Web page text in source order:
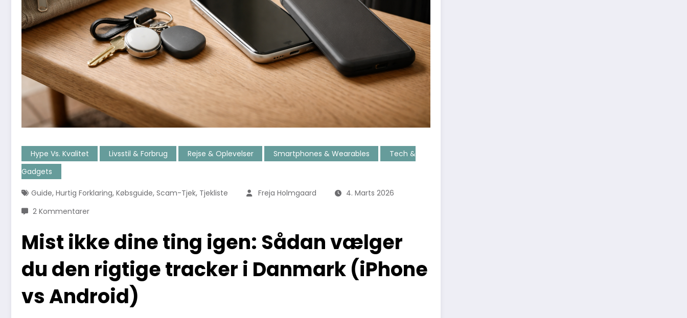
Hype Vs. Kvalitet Livsstil & Forbrug Rejse & Oplevelser Smartphones & Wearables
Tech &
Gadgets
Guide, Hurtig Forklaring, Købsguide, Scam-Tjek, Tjekliste Freja Holmgaard
4. Marts 2026
2 Kommentarer
Mist ikke dine ting igen: Sådan vælger
du den rigtige tracker i Danmark (iPhone
vs Android)